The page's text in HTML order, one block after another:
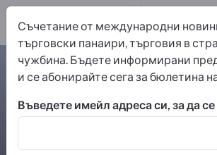
измервателни уреди на
намерете производители и
доставчици
Съчетание от международни
търговски панаири, търговия в
чужбина. Бъдете информирани
и се абонирайте сега за бюлетина
Въведете имейл адреса си, за да